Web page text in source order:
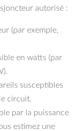
autorisé :
(par exemple,
en watts (par
susceptibles
circuit.
par la puissance
estimez une